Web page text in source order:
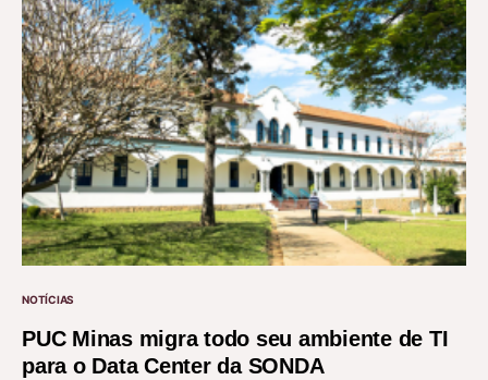
NOTÍCIAS
PUC Minas migra todo seu ambiente de TI
para o Data Center da SONDA